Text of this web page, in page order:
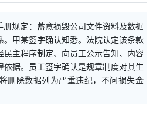
册规定：蓄意损毁公司文件资料及数据
。甲某签字确认知悉。法院认定该条款
民主程序制定、向员工公示告知、内容
据。员工签字确认是规章制度对其生
删除数据列为严重违纪，不问损失金